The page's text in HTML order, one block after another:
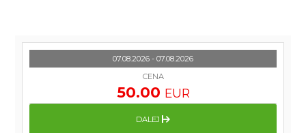
07.08.2026 - 07.08.2026
CENA
50.00 EUR
DALEJ